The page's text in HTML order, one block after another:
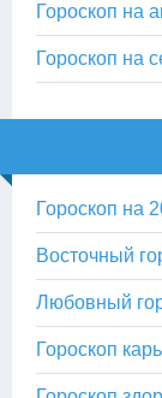
Гороскоп на
Гороскоп на
Гороскоп на
Восточный
Любовный
Гороскоп